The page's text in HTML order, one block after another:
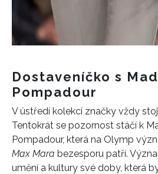
Dostaveníčko s
Pompadour
V ústředí kolekcí značky vždy
Tentokrát se pozornost stáčí k
Pompadour, která na Olymp
Max Mara bezesporu patří.
umění a kultury své doby, která